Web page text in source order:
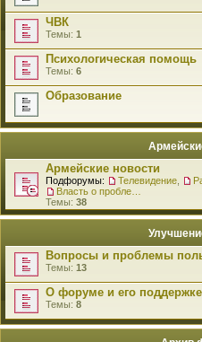
ЧВК
Темы: 1
Психологическая помощь
Темы: 6
Образование
Армейские новости
Подфорумы: Телевидение
Темы: 38
Вопросы и проблемы
Темы: 13
О форуме и его поддержке
Темы: 8